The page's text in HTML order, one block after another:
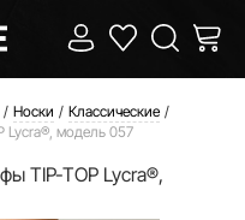
Носки
Классические
Lycra®, модель 057
TIP-TOP Lycra®,